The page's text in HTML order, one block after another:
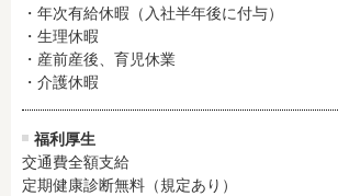
・年次有給休暇（入社半年後に付与）
・生理休暇
・産前産後、育児休業
・介護休暇
福利厚生
交通費全額支給
定期健康診断無料（規定あり）